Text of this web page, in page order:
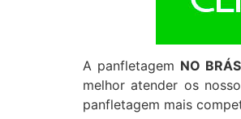
A panfletagem NO
melhor atender os
panfletagem mais